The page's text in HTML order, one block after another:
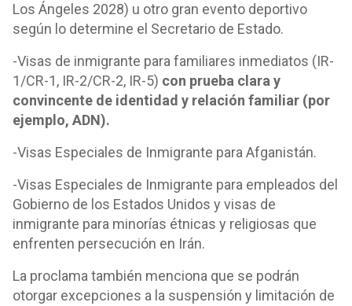
Los Ángeles 2028) u otro gran evento deportivo
según lo determine el Secretario de Estado.
-Visas de inmigrante para familiares inmediatos (IR-
1/CR-1, IR-2/CR-2, IR-5) con prueba clara y
convincente de identidad y relación familiar (por
ejemplo, ADN).
-Visas Especiales de Inmigrante para Afganistán.
-Visas Especiales de Inmigrante para empleados del
Gobierno de los Estados Unidos y visas de
inmigrante para minorías étnicas y religiosas que
enfrenten persecución en Irán.
La proclama también menciona que se podrán
otorgar excepciones a la suspensión y limitación de